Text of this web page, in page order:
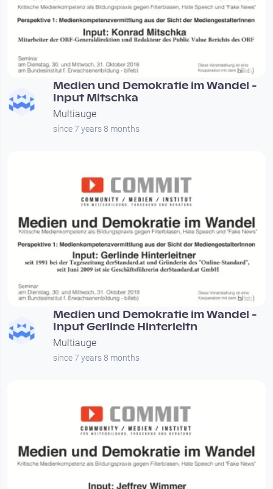
Medien und Demokratie im Wandel -
Input Mitschka
Multiauge
since 7 years 8 months
Medien und Demokratie im Wandel -
Input Gerlinde Hinterleitn
Multiauge
since 7 years 8 months